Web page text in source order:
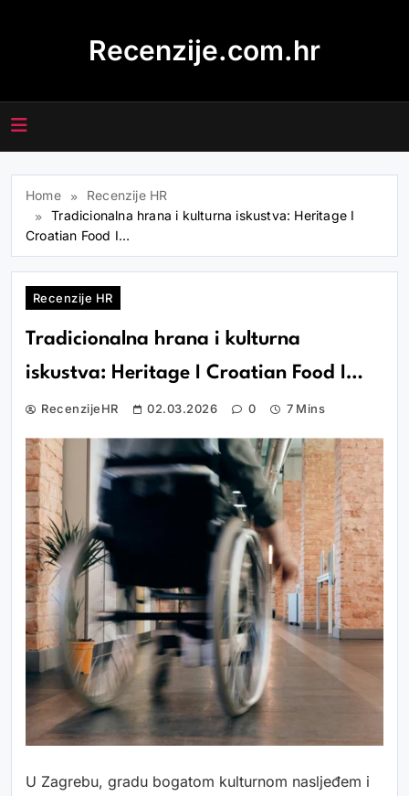
Recenzije.com.hr
Home
Recenzije HR
Tradicionalna hrana i kulturna iskustva: Heritage I
Croatian Food I…
Recenzije HR
Tradicionalna hrana i kulturna
iskustva: Heritage I Croatian Food I…
RecenzijeHR 02.03.2026 0 7 Mins
U Zagrebu, gradu bogatom kulturnom nasljeđem i